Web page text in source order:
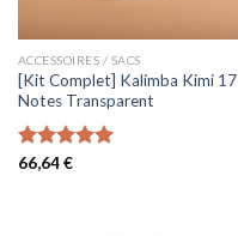
ACCESSOIRES / SACS
[Kit Complet] Kalimba Kimi 17
Notes Transparent
Note5.00
66,64€